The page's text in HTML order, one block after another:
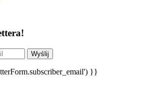
Wyślij
}}